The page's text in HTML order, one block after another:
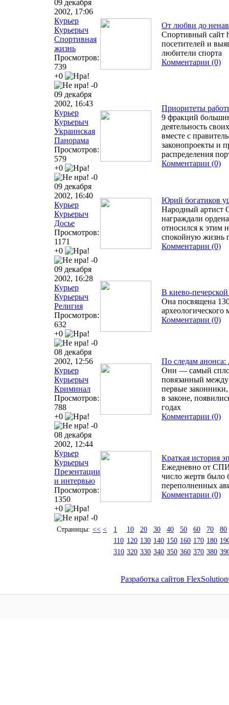
09 декабря
2002, 17:06
Курьер
Курьерыч
Спортивная
жизнь
Просмотров:
739
+0
-0
От любви до
Спортивный сайт
посетителей и
любители спорта
Комментарии (0)
09 декабря
2002, 16:43
Курьер
Курьерыч
Украинская
Панорама
Просмотров:
579
+0
-0
Приоритеты
9 фракций
деятельность
вместе с
законопроекты и
распределения
Комментарии (0)
09 декабря
2002, 16:40
Курьер
Курьерыч
Досье
Просмотров:
1171
+0
-0
Юрий богатиков
Народный артист
награждали
относился к этим
спокойную жизнь
Комментарии (0)
09 декабря
2002, 16:28
Курьер
Курьерыч
Религия
Просмотров:
632
+0
-0
В киево-
Она посвящена
Комментарии (0)
08 декабря
2002, 12:56
Курьер
Курьерыч
Криминал
Просмотров:
788
+0
-0
По следам
Они — самый
повязанный между
первые
в законе,
годах
Комментарии (0)
08 декабря
2002, 12:44
Курьер
Курьерыч
Презентации
и интервью
Просмотров:
1350
+0
-0
Краткая история
Ежедневно от
число жертв было
переполненных
Комментарии (0)
Страницы: << < 1 10 20 30 40 50 60 70
80
110 120 130 140 150 160 170 180
310 320 330 340 350 360 370 380
Разработка сайтов